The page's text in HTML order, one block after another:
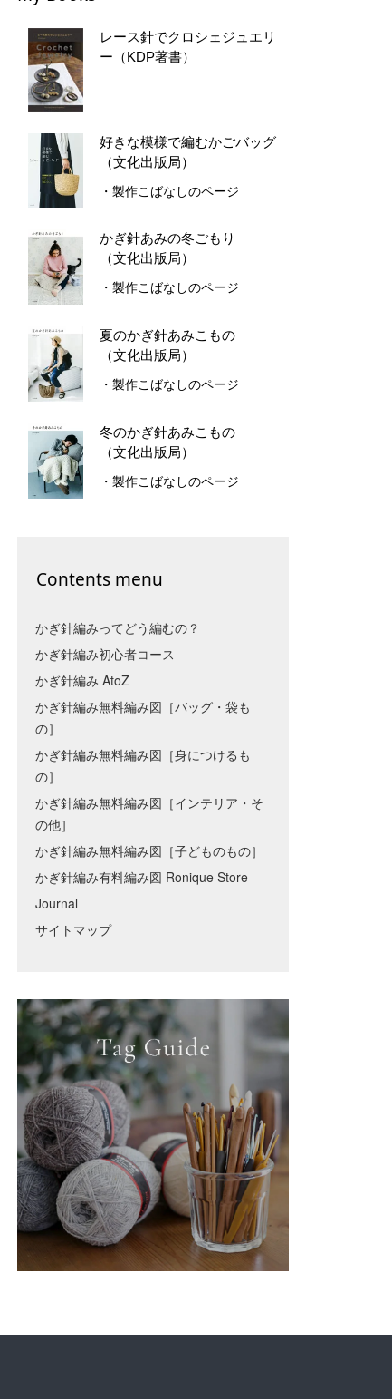
レース針でクロシェジュエリ
ー（KDP著書）
好きな模様で編むかごバッグ
（文化出版局）
・製作こばなしのページ
かぎ針あみの冬ごもり
（文化出版局）
・製作こばなしのページ
夏のかぎ針あみこもの
（文化出版局）
・製作こばなしのページ
冬のかぎ針あみこもの
（文化出版局）
・製作こばなしのページ
Contents menu
かぎ針編みってどう編むの？
かぎ針編み初心者コース
かぎ針編み AtoZ
かぎ針編み無料編み図［バッグ・袋も
の］
かぎ針編み無料編み図［身につけるも
の］
かぎ針編み無料編み図［インテリア・そ
の他］
かぎ針編み無料編み図［子どものもの］
かぎ針編み有料編み図 Ronique Store
Journal
サイトマップ